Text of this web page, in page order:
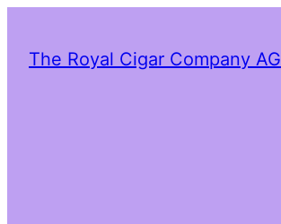
The Royal Cigar Company AG